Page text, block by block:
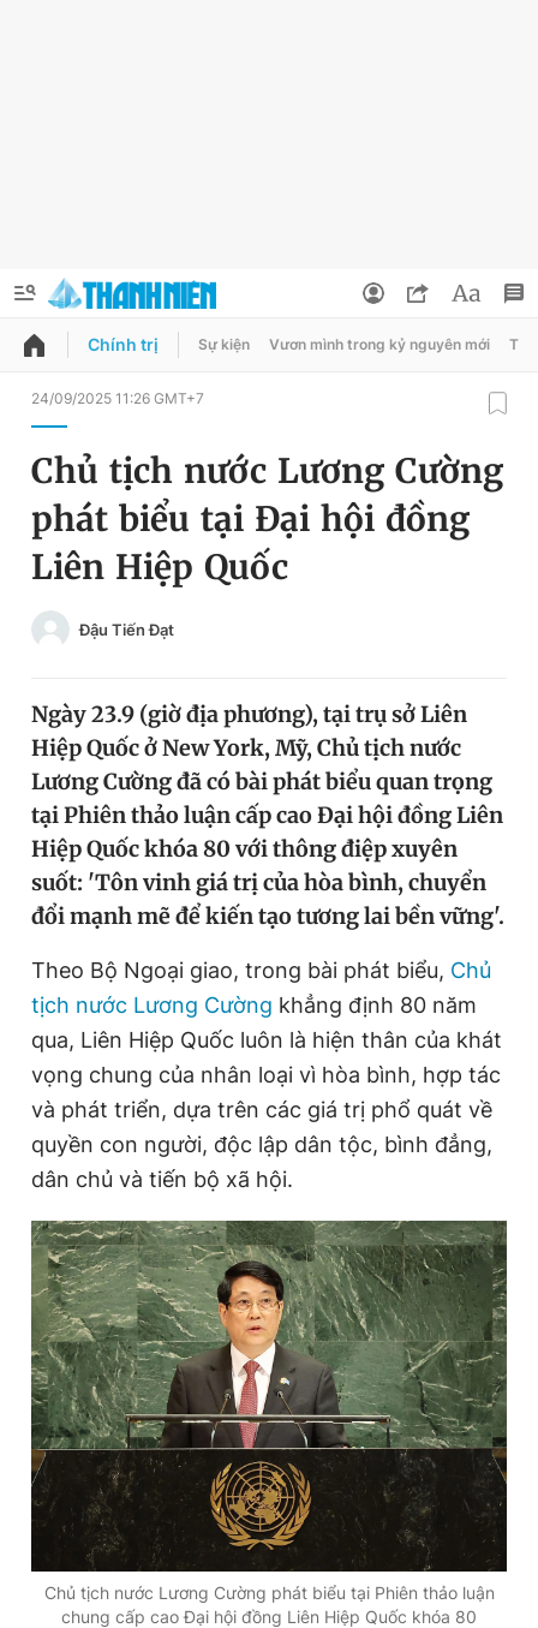
QUẢNG CÁO ĐẶT BÁO
Chuyên mục
Chuyên mục khác
Chào ngày mới
Video Magazine
Sản phẩm khác
Tiện ích Bạn cần biết
Thông tin tòa soạn Liên hệ quảng cáo
Đọc Thanh Niên trên điện thoại
Theo dõi báo trên
Hotline
0906 645 777
Liên hệ quảng cáo
0908 780 404
Đặt báo Quảng cáo RSS Tòa soạn Chính sách bảo
Tổng biên tập: Nguyễn Ngọc Toàn
Phó tổng biên tập thường trực: Hải Thành
Phó tổng biên tập: Lâm Hiếu Dũng
Phó tổng biên tập: Trần Việt Hưng
Tổng thư ký tòa soạn: Đức Trung
Đổi mật khẩu
Tin đã lưu
Chính trị Sự kiện Vươn mình trong kỷ nguyên mới
24/09/2025 11:26 GMT+7
Chủ tịch nước Lương Cường
phát biểu tại Đại hội đồng
Liên Hiệp Quốc
Đậu Tiến Đạt
Ngày 23.9 (giờ địa phương), tại trụ sở Liên
Hiệp Quốc ở New York, Mỹ, Chủ tịch nước
Lương Cường đã có bài phát biểu quan trọng
tại Phiên thảo luận cấp cao Đại hội đồng Liên
Hiệp Quốc khóa 80 với thông điệp xuyên
suốt: 'Tôn vinh giá trị của hòa bình, chuyển
đổi mạnh mẽ để kiến tạo tương lai bền vững'.
Theo Bộ Ngoại giao, trong bài phát biểu, Chủ
tịch nước Lương Cường khẳng định 80 năm
qua, Liên Hiệp Quốc luôn là hiện thân của khát
vọng chung của nhân loại vì hòa bình, hợp tác
và phát triển, dựa trên các giá trị phổ quát về
quyền con người, độc lập dân tộc, bình đẳng,
dân chủ và tiến bộ xã hội.
Chủ tịch nước Lương Cường phát biểu tại Phiên thảo luận
chung cấp cao Đại hội đồng Liên Hiệp Quốc khóa 80